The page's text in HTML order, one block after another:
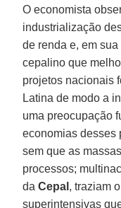
O economista
industrialização
de renda e, em
cepalino que
projetos nacionais
Latina de modo a
uma preocupação
economias desses
sem que as
processos;
daCepal , traziam
superintensivas